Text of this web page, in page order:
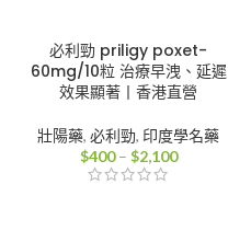
必利勁 priligy poxet-
60mg/10粒 治療早洩、延遲
效果顯著丨香港直營
壯陽藥, 必利勁, 印度學名藥
$400 – $2,100價